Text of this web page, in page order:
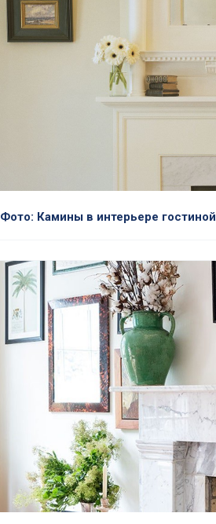
Фото: Камины в интерьере гостиной